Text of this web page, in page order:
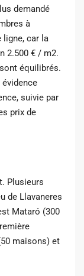
demandé
à
ligne, car la
2.500 € / m2.
équilibrés.
suivie par
prix de
Plusieurs
de Llavaneres
Mataró (300
maisons) et